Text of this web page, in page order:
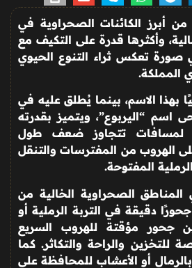
من أبرز الكائنات الصحراوية في
وأكثرها قدرة على التكيف مع
صورة تعكس ثراء التنوع الحيوي
المملكة.
بهذا الاسم، بينما يُطلق عليه في
اسم “اليربوع”، ويتميز بقدرته
لمسافات تتجاوز ضعف طول
الهروب من المفترسات والتنقل
المفتوحة.
الصحراوية الخالية من
دقيقة في التربة الرملية أو
جحور مؤقتة للهروب السريع
والراحة والتكاثر. كما
أو الأعشاب للمحافظة على